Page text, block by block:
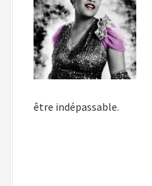
être indépassable.